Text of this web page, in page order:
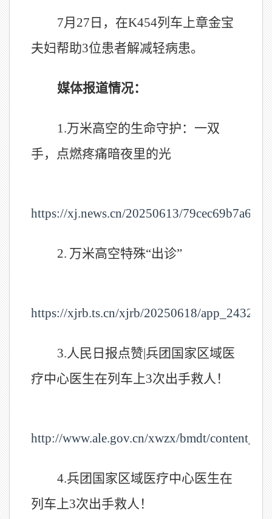
7月27日，在K454列车上章金宝
夫妇帮助3位患者解减轻病患。
媒体报道情况：
1.万米高空的生命守护：一双
手，点燃疼痛暗夜里的光
https://xj.news.cn/20250613/
2. 万米高空特殊“出诊”
https://xjrb.ts.cn/xjrb/20250618/
3.人民日报点赞|兵团国家区域医
疗中心医生在列车上3次出手救人！
http://www.ale.gov.cn/xwzx/bmdt/
4.兵团国家区域医疗中心医生在
列车上3次出手救人！